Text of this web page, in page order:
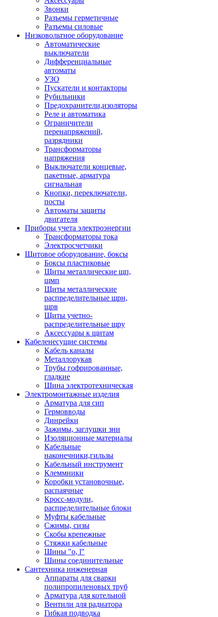
Звонки
Разъемы герметичные
Разъемы силовые
Низковольтное оборудование
Автоматические
выключатели
Дифференциальные
автоматы
УЗО
Пускатели и контакторы
Рубильники
Предохранители,изоляторы
Реле и автоматика
Ограничители
перенапряжений,
разрядники
Трансформаторы
напряжения
Выключатели концевые,
пакетные, арматура
сигнальная
Кнопки, переключатели,
посты
Автоматы защиты
двигателя
Приборы учета электроэнергии
Трансформаторы тока
Электросчетчики
Щитовое оборудование, боксы
Боксы пластиковые
Щиты металлические щп,
щмп
Щиты металлические
распределительные щрн,
щрв
Щиты учетно-
распределительные щру
Аксессуары к щитам
Кабеленесущие системы
Кабель каналы
Металлорукав
Трубы гофрированные,
гладкие
Шина электротехническая
Электромонтажные изделия
Арматура для сип
Гермовводы
Динрейки
Зажимы, заглушки зни
Изоляционные материалы
Кабельные
наконечники,гильзы
Кабельный инструмент
Клеммники
Коробки установочные,
распаячные
Кросс-модули,
распределительные блоки
Муфты кабельные
Сжимы, сизы
Скобы крепежные
Стяжки кабельные
Шины "o, l"
Шины соединительные
Сантехника инженерная
Аппараты для сварки
полипропиленовых труб
Арматура для котельной
Вентили для радиатора
Гибкая подводка